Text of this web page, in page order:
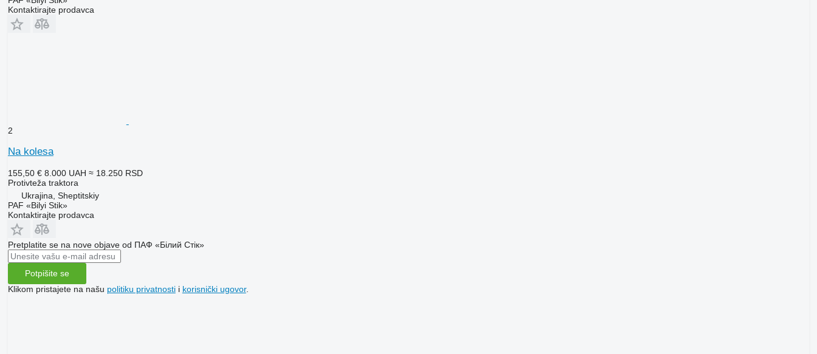
Kontaktirajte prodavca
2
Na kolesa
155,50 € 8.000 UAH ≈ 18.250 RSD
Protivteža traktora
Ukrajina, Sheptitskiy
PAF «Bilyi Stik»
Kontaktirajte prodavca
Pretplatite se na nove objave od ПАФ «Білий Стік»
Potpišite se
Klikom pristajete na našu politiku privatnostii korisnički ugovor.